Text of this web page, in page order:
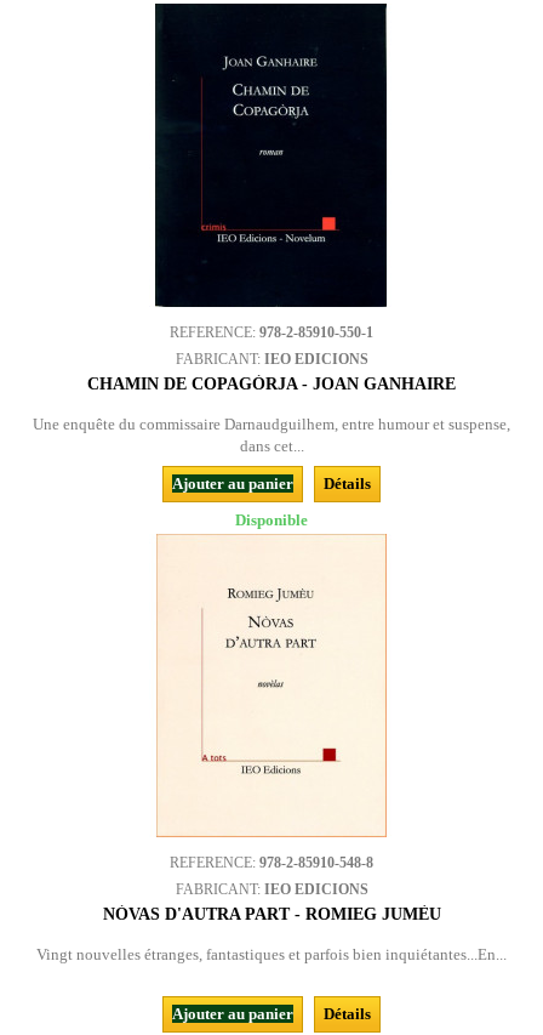
REFERENCE: 978-2-85910-550-1
FABRICANT: IEO EDICIONS
CHAMIN DE COPAGÒRJA - JOAN GANHAIRE
Une enquête du commissaire Darnaudguilhem, entre humour et suspense,
dans cet...
Ajouter au panier
Détails
Disponible
REFERENCE: 978-2-85910-548-8
FABRICANT: IEO EDICIONS
NÒVAS D'AUTRA PART - ROMIEG JUMÈU
Vingt nouvelles étranges, fantastiques et parfois bien inquiétantes...En...
Ajouter au panier Détails